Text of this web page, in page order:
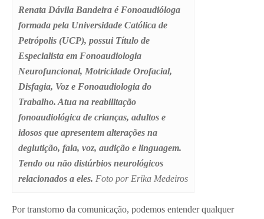
Renata Dávila Bandeira é Fonoaudióloga
formada pela Universidade Católica de
Petrópolis (UCP), possui Título de
Especialista em Fonoaudiologia
Neurofuncional, Motricidade Orofacial,
Disfagia, Voz e Fonoaudiologia do
Trabalho. Atua na reabilitação
fonoaudiológica de crianças, adultos e
idosos que apresentem alterações na
deglutição, fala, voz, audição e linguagem.
Tendo ou não distúrbios neurológicos
relacionados a eles. Foto por Erika Medeiros
Por transtorno da comunicação, podemos entender qualquer